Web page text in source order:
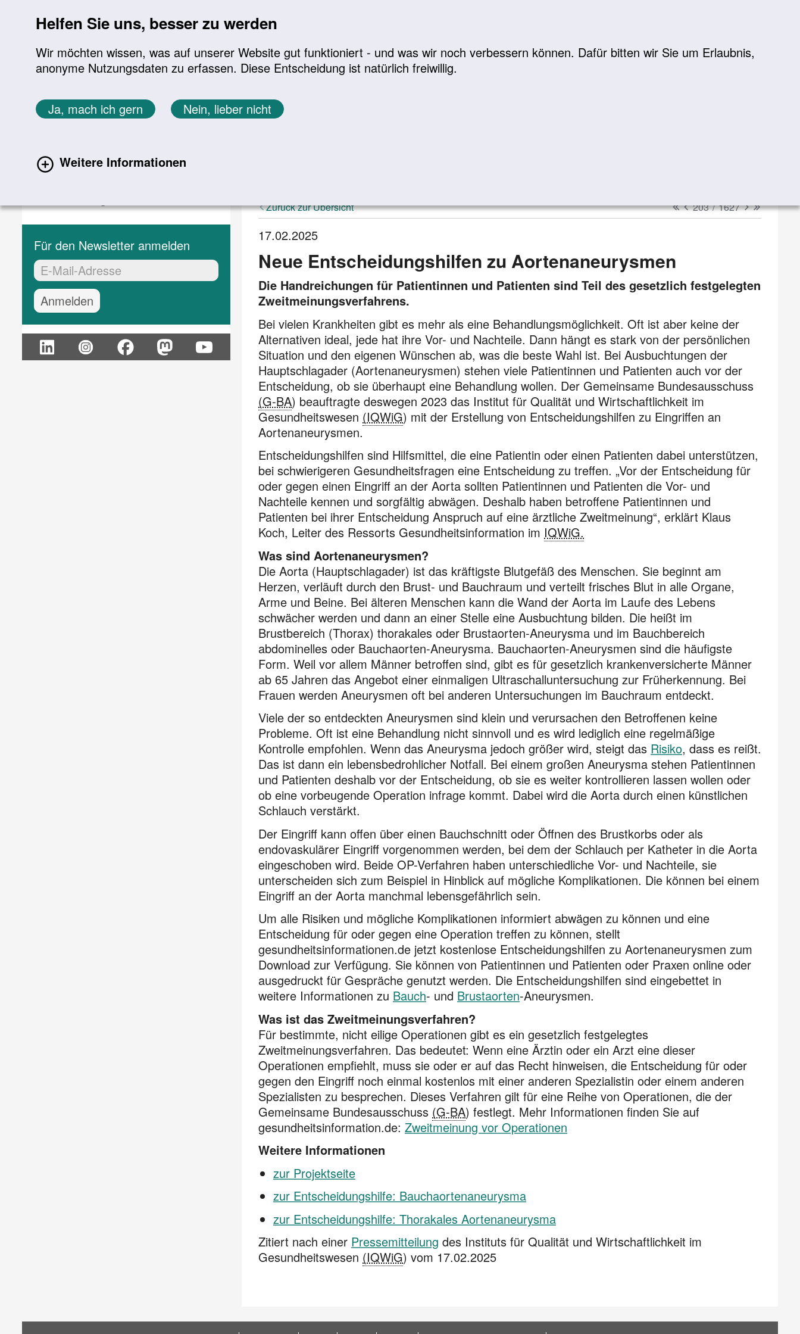
Helfen Sie uns, besser zu werden
Wir möchten wissen, was auf unserer Website gut funktioniert - und was wir noch verbessern können. Dafür bitten wir Sie um Erlaubnis,
anonyme Nutzungsdaten zu erfassen. Diese Entscheidung ist natürlich freiwillig.
Ja, mach ich gern Nein, lieber nicht
Weitere Informationen
Sie befinden sich hier:
Startseite Aktuelles Aktuelle Meldungen
Aktuelle Meldungen
Für den Newsletter anmelden
EMail-Adresse:*
Zurück zur Übersicht erster
vorheriger
203/1627nächster
letzter
17.02.2025
Neue Entscheidungshilfen zu Aortenaneurysmen
Die Handreichungen für Patientinnen und Patienten sind Teil des gesetzlich festgelegten
Zweitmeinungsverfahrens.
Bei vielen Krankheiten gibt es mehr als eine Behandlungsmöglichkeit. Oft ist aber keine der
Alternativen ideal, jede hat ihre Vor- und Nachteile. Dann hängt es stark von der persönlichen
Situation und den eigenen Wünschen ab, was die beste Wahl ist. Bei Ausbuchtungen der
Hauptschlagader (Aortenaneurysmen) stehen viele Patientinnen und Patienten auch vor der
Entscheidung, ob sie überhaupt eine Behandlung wollen. Der Gemeinsame Bundesausschuss
(G-BA) beauftragte deswegen 2023 das Institut für Qualität und Wirtschaftlichkeit im
Gesundheitswesen (IQWiG) mit der Erstellung von Entscheidungshilfen zu Eingriffen an
Aortenaneurysmen.
Entscheidungshilfen sind Hilfsmittel, die eine Patientin oder einen Patienten dabei unterstützen,
bei schwierigeren Gesundheitsfragen eine Entscheidung zu treffen. „Vor der Entscheidung für
oder gegen einen Eingriff an der Aorta sollten Patientinnen und Patienten die Vor- und
Nachteile kennen und sorgfältig abwägen. Deshalb haben betroffene Patientinnen und
Patienten bei ihrer Entscheidung Anspruch auf eine ärztliche Zweitmeinung“, erklärt Klaus
Koch, Leiter des Ressorts Gesundheitsinformation im IQWiG.
Was sind Aortenaneurysmen?
Die Aorta (Hauptschlagader) ist das kräftigste Blutgefäß des Menschen. Sie beginnt am
Herzen, verläuft durch den Brust- und Bauchraum und verteilt frisches Blut in alle Organe,
Arme und Beine. Bei älteren Menschen kann die Wand der Aorta im Laufe des Lebens
schwächer werden und dann an einer Stelle eine Ausbuchtung bilden. Die heißt im
Brustbereich (Thorax) thorakales oder Brustaorten-Aneurysma und im Bauchbereich
abdominelles oder Bauchaorten-Aneurysma. Bauchaorten-Aneurysmen sind die häufigste
Form. Weil vor allem Männer betroffen sind, gibt es für gesetzlich krankenversicherte Männer
ab 65 Jahren das Angebot einer einmaligen Ultraschalluntersuchung zur Früherkennung. Bei
Frauen werden Aneurysmen oft bei anderen Untersuchungen im Bauchraum entdeckt.
Viele der so entdeckten Aneurysmen sind klein und verursachen den Betroffenen keine
Probleme. Oft ist eine Behandlung nicht sinnvoll und es wird lediglich eine regelmäßige
Kontrolle empfohlen. Wenn das Aneurysma jedoch größer wird, steigt das Risiko, dass es reißt.
Das ist dann ein lebensbedrohlicher Notfall. Bei einem großen Aneurysma stehen Patientinnen
und Patienten deshalb vor der Entscheidung, ob sie es weiter kontrollieren lassen wollen oder
ob eine vorbeugende Operation infrage kommt. Dabei wird die Aorta durch einen künstlichen
Schlauch verstärkt.
Der Eingriff kann offen über einen Bauchschnitt oder Öffnen des Brustkorbs oder als
endovaskulärer Eingriff vorgenommen werden, bei dem der Schlauch per Katheter in die Aorta
eingeschoben wird. Beide OP-Verfahren haben unterschiedliche Vor- und Nachteile, sie
unterscheiden sich zum Beispiel in Hinblick auf mögliche Komplikationen. Die können bei einem
Eingriff an der Aorta manchmal lebensgefährlich sein.
Um alle Risiken und mögliche Komplikationen informiert abwägen zu können und eine
Entscheidung für oder gegen eine Operation treffen zu können, stellt
gesundheitsinformationen.de jetzt kostenlose Entscheidungshilfen zu Aortenaneurysmen zum
Download zur Verfügung. Sie können von Patientinnen und Patienten oder Praxen online oder
ausgedruckt für Gespräche genutzt werden. Die Entscheidungshilfen sind eingebettet in
weitere Informationen zu Bauch- und Brustaorten-Aneurysmen.
Was ist das Zweitmeinungsverfahren?
Für bestimmte, nicht eilige Operationen gibt es ein gesetzlich festgelegtes
Zweitmeinungsverfahren. Das bedeutet: Wenn eine Ärztin oder ein Arzt eine dieser
Operationen empfiehlt, muss sie oder er auf das Recht hinweisen, die Entscheidung für oder
gegen den Eingriff noch einmal kostenlos mit einer anderen Spezialistin oder einem anderen
Spezialisten zu besprechen. Dieses Verfahren gilt für eine Reihe von Operationen, die der
Gemeinsame Bundesausschuss (G-BA) festlegt. Mehr Informationen finden Sie auf
gesundheitsinformation.de: Zweitmeinung vor Operationen
Weitere Informationen
zur Projektseite
zur Entscheidungshilfe: Bauchaortenaneurysma
zur Entscheidungshilfe: Thorakales Aortenaneurysma
Zitiert nach einer Pressemitteilung des Instituts für Qualität und Wirtschaftlichkeit im
Gesundheitswesen (IQWiG) vom 17.02.2025